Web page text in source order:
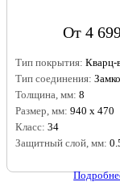
От 4
Тип покрытия: Кварц-
Тип соединения:
Толщина, мм: 8
Размер, мм: 940 х 470
Класс: 34
Защитный слой, мм: